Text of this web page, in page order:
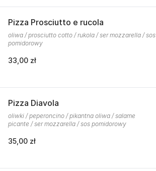
Pizza Prosciutto e rucola
oliwa / prosciutto cotto / rukola / ser mozzarella / sos
pomidorowy
33,00 zł
Pizza Diavola
oliwki / peperoncino / pikantna oliwa / salame
picante / ser mozzarella / sos pomidorowy
35,00 zł